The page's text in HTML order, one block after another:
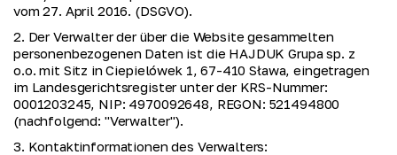
vom 27. April 2016. (DSGVO).
2. Der Verwalter der über die Website gesammelten
personenbezogenen Daten ist die HAJDUK Grupa sp. z
o.o. mit Sitz in Ciepielówek 1, 67-410 Sława, eingetragen
im Landesgerichtsregister unter der KRS-Nummer:
0001203245, NIP: 4970092648, REGON: 521494800
(nachfolgend: "Verwalter").
3. Kontaktinformationen des Verwalters: